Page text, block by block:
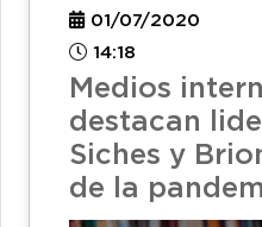
01/07/2020
14:18
Medios
destacan
Siches y
de la